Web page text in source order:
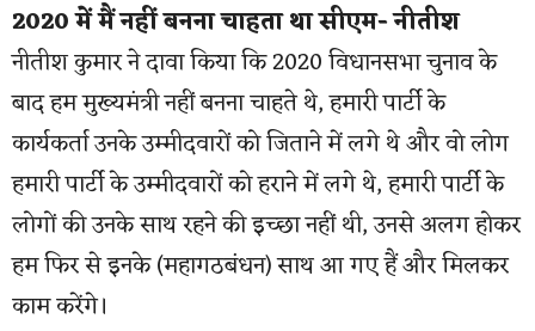
2020 में मैं नहीं बनना चाहता था सीएम- नीतीश
नीतीश कुमार ने दावा किया कि 2020 विधानसभा चुनाव के
बाद हम मुख्यमंत्री नहीं बनना चाहते थे, हमारी पार्टी के
कार्यकर्ता उनके उम्मीदवारों को जिताने में लगे थे और वो लोग
हमारी पार्टी के उम्मीदवारों को हराने में लगे थे, हमारी पार्टी के
लोगों की उनके साथ रहने की इच्छा नहीं थी, उनसे अलग होकर
हम फिर से इनके (महागठबंधन) साथ आ गए हैं और मिलकर
काम करेंगे।